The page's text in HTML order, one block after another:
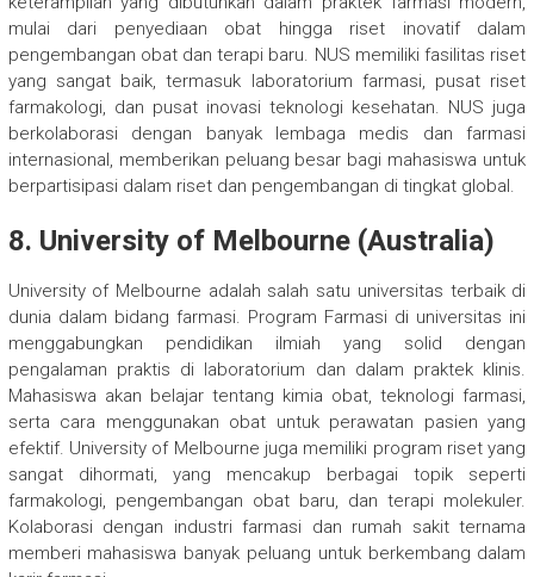
mulai dari penyediaan obat hingga riset inovatif dalam
pengembangan obat dan terapi baru. NUS memiliki fasilitas riset
yang sangat baik, termasuk laboratorium farmasi, pusat riset
farmakologi, dan pusat inovasi teknologi kesehatan. NUS juga
berkolaborasi dengan banyak lembaga medis dan farmasi
internasional, memberikan peluang besar bagi mahasiswa untuk
berpartisipasi dalam riset dan pengembangan di tingkat global.
8. University of Melbourne (Australia)
University of Melbourne adalah salah satu universitas terbaik di
dunia dalam bidang farmasi. Program Farmasi di universitas ini
menggabungkan pendidikan ilmiah yang solid dengan
pengalaman praktis di laboratorium dan dalam praktek klinis.
Mahasiswa akan belajar tentang kimia obat, teknologi farmasi,
serta cara menggunakan obat untuk perawatan pasien yang
efektif. University of Melbourne juga memiliki program riset yang
sangat dihormati, yang mencakup berbagai topik seperti
farmakologi, pengembangan obat baru, dan terapi molekuler.
Kolaborasi dengan industri farmasi dan rumah sakit ternama
memberi mahasiswa banyak peluang untuk berkembang dalam